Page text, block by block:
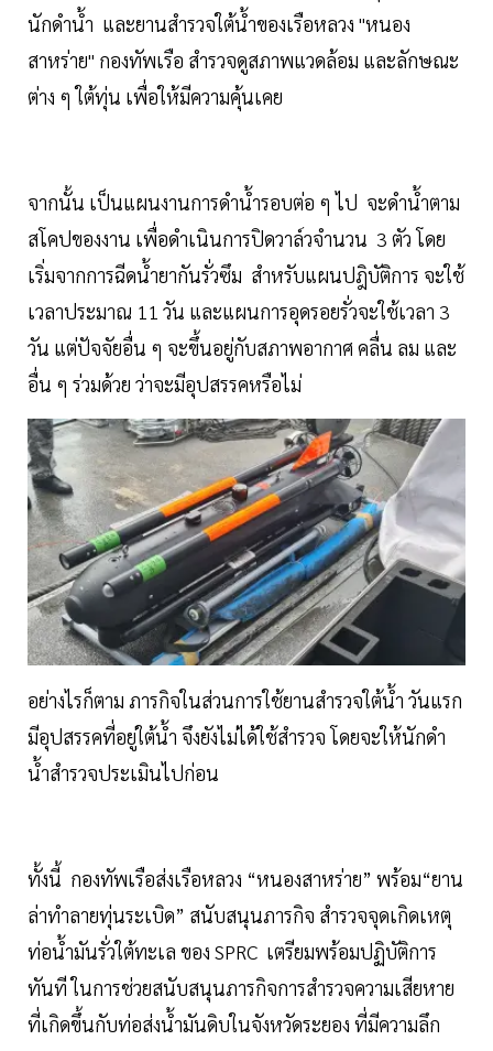
นักดำน้ำ และยานสำรวจใต้น้ำของเรือหลวง "หนอง
สาหร่าย" กองทัพเรือ สำรวจดูสภาพแวดล้อม และลักษณะ
ต่าง ๆ ใต้ทุ่น เพื่อให้มีความคุ้นเคย
จากนั้น เป็นแผนงานการดำน้ำรอบต่อ ๆ ไป จะดำน้ำตาม
สโคปของงาน เพื่อดำเนินการปิดวาล์วจำนวน 3 ตัว โดย
เริ่มจากการฉีดน้ำยากันรั่วซึม สำหรับแผนปฎิบัติการ จะใช้
เวลาประมาณ 11 วัน และแผนการอุดรอยรั่วจะใช้เวลา 3
วัน แต่ปัจจัยอื่น ๆ จะขึ้นอยู่กับสภาพอากาศ คลื่น ลม และ
อื่น ๆ ร่วมด้วย ว่าจะมีอุปสรรคหรือไม่
อย่างไรก็ตาม ภารกิจในส่วนการใช้ยานสำรวจใต้น้ำ วันแรก
มีอุปสรรคที่อยู่ใต้น้ำ จึงยังไม่ได้ใช้สำรวจ โดยจะให้นักดำ
น้ำสำรวจประเมินไปก่อน
ทั้งนี้ กองทัพเรือส่งเรือหลวง “หนองสาหร่าย” พร้อม“ยาน
ล่าทำลายทุ่นระเบิด” สนับสนุนภารกิจ สำรวจจุดเกิดเหตุ
ท่อน้ำมันรั่วใต้ทะเล ของ SPRC เตรียมพร้อมปฏิบัติการ
ทันที ในการช่วยสนับสนุนภารกิจการสำรวจความเสียหาย
ที่เกิดขึ้นกับท่อส่งน้ำมันดิบในจังหวัดระยอง ที่มีความลึก